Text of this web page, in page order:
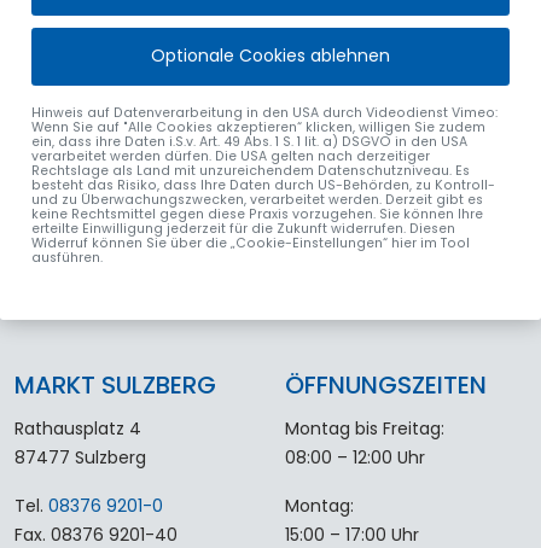
alle Nachrichten
MARKT SULZBERG
Rathausplatz 4
87477 Sulzberg
Tel. 08376 9201-0
Fax. 08376 9201-40
ÖFFNUNGSZEITEN
Montag bis Freitag:
08:00 – 12:00 Uhr
Montag:
15:00 – 17:00 Uhr
Optionale Cookies ablehnen
Hinweis auf Datenverarbeitung in den USA durch Videodienst Vimeo:
Wenn Sie auf "Alle Cookies akzeptieren“ klicken, willigen Sie zudem
ein, dass ihre Daten i.S.v. Art. 49 Abs. 1 S. 1 lit. a) DSGVO in den USA
verarbeitet werden dürfen. Die USA gelten nach derzeitiger
Rechtslage als Land mit unzureichendem Datenschutzniveau. Es
besteht das Risiko, dass Ihre Daten durch US-Behörden, zu Kontroll-
und zu Überwachungszwecken, verarbeitet werden. Derzeit gibt es
keine Rechtsmittel gegen diese Praxis vorzugehen. Sie können Ihre
erteilte Einwilligung jederzeit für die Zukunft widerrufen. Diesen
Widerruf können Sie über die „Cookie-Einstellungen“ hier im Tool
ausführen.